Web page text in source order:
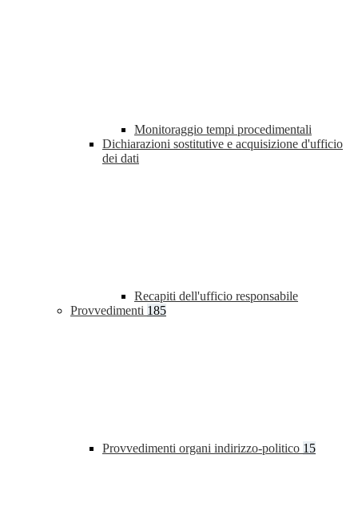
Monitoraggio tempi procedimentali
Dichiarazioni sostitutive e acquisizione d'ufficio
dei dati
Recapiti dell'ufficio responsabile
Provvedimenti 185
Provvedimenti organi indirizzo-politico 15